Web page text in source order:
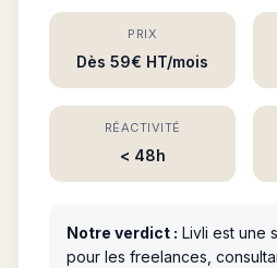
PRIX
Dès 59€ HT/mois
RÉACTIVITÉ
< 48h
Notre verdict : Livli est une
pour les freelances,